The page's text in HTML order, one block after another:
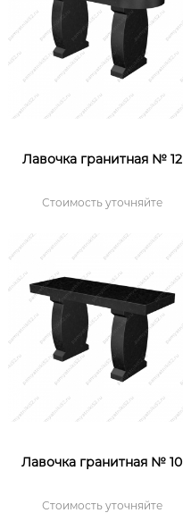
Лавочка гранитная № 12
Стоимость уточняйте
Лавочка гранитная № 10
Стоимость уточняйте